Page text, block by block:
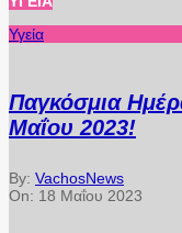
Υγεία
Παγκόσμια
Μαΐου 2023!
By: VachosNews
On: 18 Μαΐου 2023